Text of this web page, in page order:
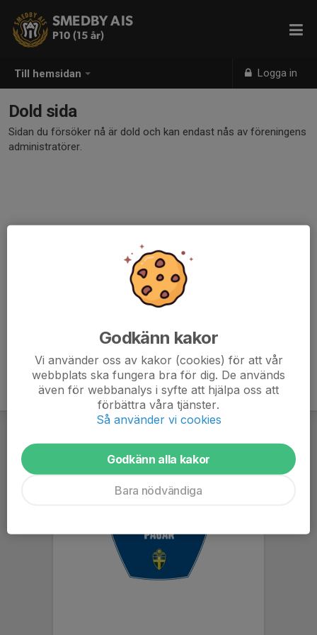
Till hemsidan Logga in
SMEDBY AIS
P10 (15 år)
Dold sida
Sidan du försöker nå är dold och kan endast nås av föreningens
administratörer.
Godkänn kakor
Vi använder oss av kakor (cookies) för att vår
webbplats ska fungera bra för dig. De används
även för webbanalys i syfte att hjälpa oss att
förbättra våra tjänster.
Så använder vi cookies
Godkänn alla kakor
Bara nödvändiga